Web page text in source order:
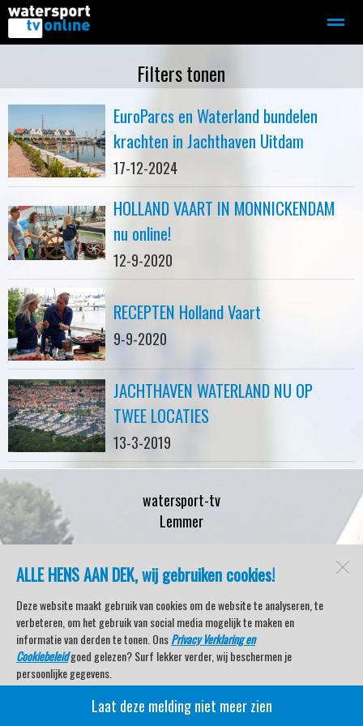
Motorboot-sloep Adverteren
Home
ALLE HENS AAN DEK, wij gebruiken cookies!
Deze website maakt gebruik van cookies om de website te analyseren, te
verbeteren, om het gebruik van social media mogelijk te maken en
informatie van derden te tonen. OnsPrivacy Verklaring en
Cookiebeleidgoed gelezen? Surf lekker verder, wij beschermen je
persoonlijke gegevens.
Veel kijkplezier met Watersport TV Beleving & Nieuws!
Laat deze melding niet meer zien
Filters tonen
EuroParcs en Waterland bundelen
krachten in Jachthaven Uitdam
17-12-2024
HOLLAND VAART IN MONNICKENDAM
nu online!
12-9-2020
RECEPTEN Holland Vaart
9-9-2020
JACHTHAVEN WATERLAND NU OP
TWEE LOCATIES
13-3-2019
watersport-tv
Lemmer
Open desktopversie
SdH Vormgeving |Ziber DS4